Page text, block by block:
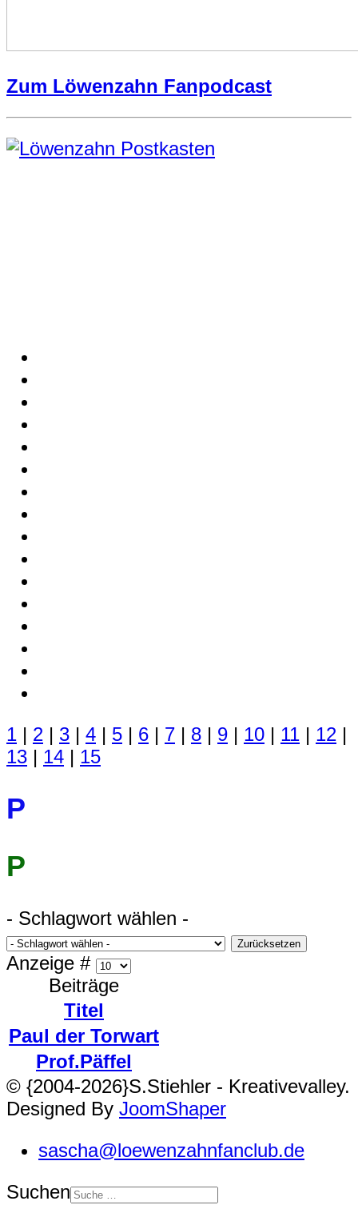
Zum Löwenzahn Fanpodcast
1 | 2 | 3 | 4 | 5 | 6 | 7 | 8 | 9 | 10 | 11 | 12 |
13 | 14 | 15
P
P
- Schlagwort wählen -
Zurücksetzen
Anzeige #
Beiträge
Titel
Paul der Torwart
Prof.Päffel
© {2004-2026}S.Stiehler - Kreativevalley.
Designed By JoomShaper
sascha@loewenzahnfanclub.de
Suchen